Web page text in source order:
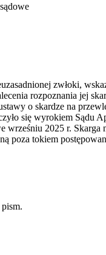
zwłoki,
rozpoznania jej
o skardze na
się wyrokiem Sądu
2025 r.
tokiem